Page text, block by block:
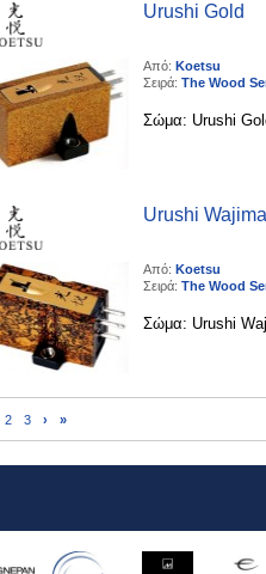
Urushi Gold
Από: Koetsu
Σειρά: The Wood
Σώμα: Urushi
Urushi Wajima
Από: Koetsu
Σειρά: The Wood
Σώμα: Urushi
2 3 › »